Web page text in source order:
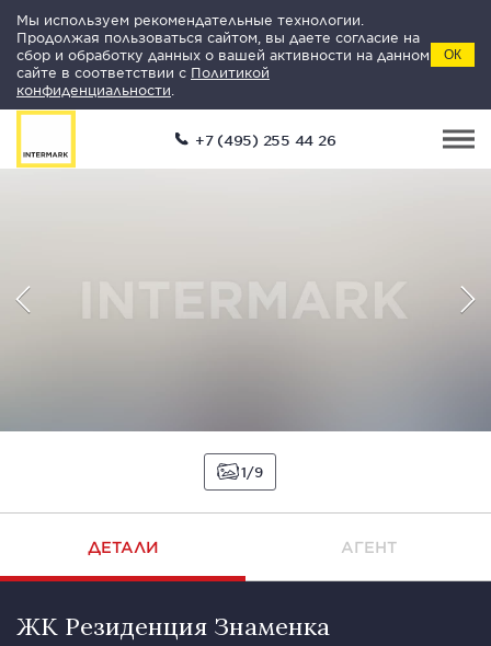
Мы используем рекомендательные технологии.
Продолжая пользоваться сайтом, вы даете согласие на
сбор и обработку данных о вашей активности на данном
сайте в соответствии с Политикой
конфиденциальности
ОК
+7 (495) 255 44 26
1 9
ДЕТАЛИ АГЕНТ
ЖК Резиденция Знаменка